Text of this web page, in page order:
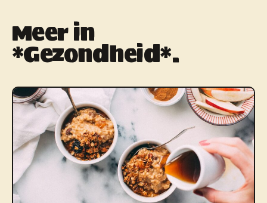
Meer in
*Gezondheid*.